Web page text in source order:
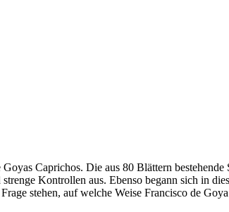
Caprichos. Die aus 80 Blättern
Kontrollen aus. Ebenso begann sich in
stehen, auf welche Weise Francisco de